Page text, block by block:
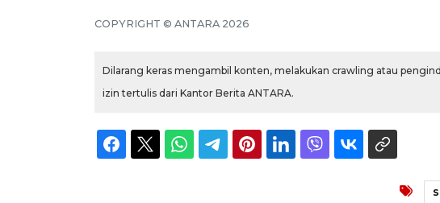
COPYRIGHT © ANTARA 2026
Dilarang keras mengambil konten, melakukan crawling atau
izin tertulis dari Kantor Berita ANTARA.